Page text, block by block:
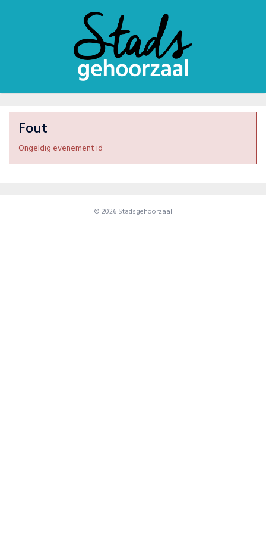
Fout
Ongeldig evenement id
© 2026 Stadsgehoorzaal